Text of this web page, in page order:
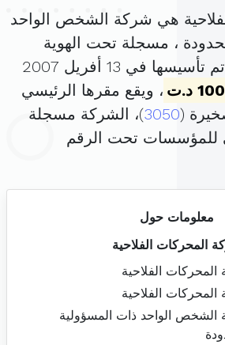
هي شركة الشخص الواحد
، مسجلة تحت الهوية
. تم تأسيسها في 13 أفريل 2007
د.ت
، ويقع مقرها الرئيسي
(
3050)، الشركة مسجلة
للمؤسسات تحت الرقم
معلومات حول
المحركات الفلاحية
الفلاحية
الفلاحية
الشخص الواحد ذات المسؤولية